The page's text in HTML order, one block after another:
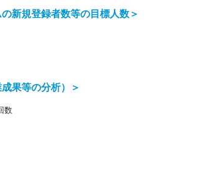
新規登録者数等の目標人数＞
果等の分析）＞
数